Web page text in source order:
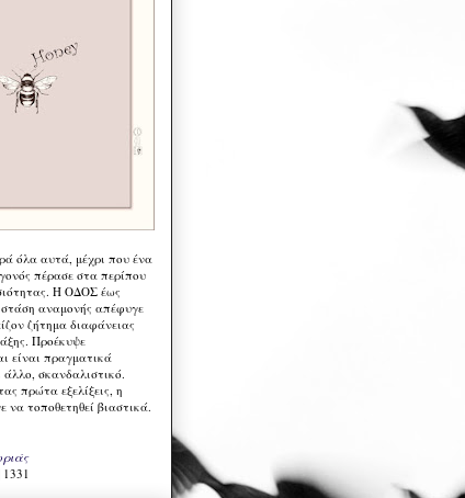
όλα αυτά, μέχρι που ένα
πέρασε στα περίπου
Η ΟΔΟΣ έως
αναμονής απέφυγε
ζήτημα διαφάνειας
Προέκυψε
είναι πραγματικά
σκανδαλιστικό.
πρώτα εξελίξεις, η
να τοποθετηθεί βιαστικά.